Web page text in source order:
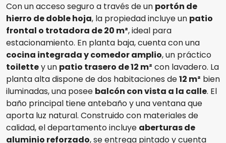
Con un acceso seguro a través de un portón de
hierro de doble hoja, la propiedad incluye un patio
frontal o trotadora de 20 m², ideal para
estacionamiento. En planta baja, cuenta con una
cocina integrada y comedor amplio, un práctico
toilettey un patio trasero de 12 m² con lavadero. La
planta alta dispone de dos habitaciones de12 m² bien
iluminadas, una posee balcón con vista a la calle. El
baño principal tiene antebaño y una ventana que
aporta luz natural. Construido con materiales de
calidad, el departamento incluye aberturas de
aluminio reforzado, se entrega pintado y cuenta